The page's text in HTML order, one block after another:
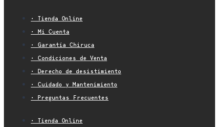
• Tienda Online
• Mi Cuenta
• Garantía Chiruca
• Condiciones de Venta
• Derecho de desistimiento
• Cuidado y Mantenimiento
• Preguntas Frecuentes
• Tienda Online